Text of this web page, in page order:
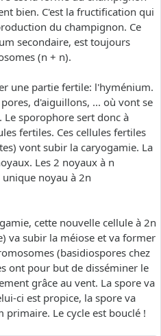
bien. C'est la fructification qui
du champignon. Ce
secondaire, est toujours
(n + n).
une partie fertile: l'hyménium.
d'aiguillons, ... où vont se
Le sporophore sert donc à
fertiles. Ces cellules fertiles
vont subir la caryogamie. La
Les 2 noyaux à n
noyau à 2n
cette nouvelle cellule à 2n
va subir la méiose et va former
(basidiospores chez
ont pour but de disséminer le
grâce au vent. La spore va
ci est propice, la spore va
Le cycle est bouclé !